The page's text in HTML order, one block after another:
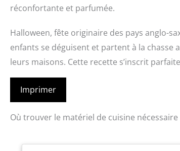
réconfortante et parfumée.
Halloween, fête originaire des pays anglo-
enfants se déguisent et partent à la
leurs maisons. Cette recette s’inscrit
Imprimer
Où trouver le matériel de cuisine